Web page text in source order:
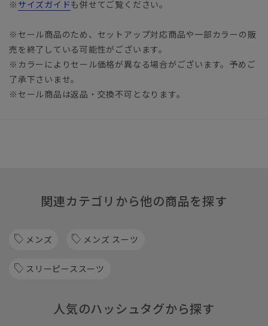
※ サイズガイドも併せてご覧ください。
※セール商品のため、セットアップ対応商品や一部カラーの販
売を終了している可能性がございます。
※カラーによりセール価格が異なる場合がございます。予めご
了承下さいませ。
※セール商品は返品・交換不可となります。
関連カテゴリから他の商品を探す
メンズ メンズ スーツ
スリーピーススーツ
人気のハッシュタグから探す